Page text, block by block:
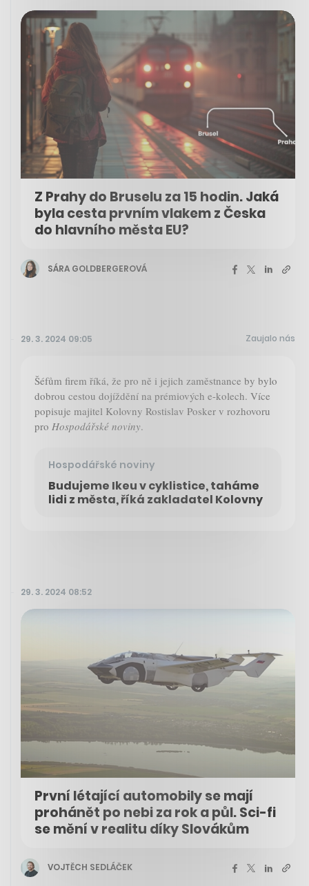
Z Prahy do Bruselu za 15 hodin. Jaká
byla cesta prvním vlakem z Česka
do hlavního města EU?
SÁRA GOLDBERGEROVÁ
29. 3. 2024 09:05 Zaujalo nás
Šéfům firem říká, že pro ně i jejich zaměstnance by bylo
dobrou cestou dojíždění na prémiových e-kolech. Více
popisuje majitel Kolovny Rostislav Posker v rozhovoru
pro Hospodářské noviny.
Hospodářské noviny
Budujeme Ikeu v cyklistice, taháme
lidi z města, říká zakladatel Kolovny
29. 3. 2024 08:52
První létající automobily se mají
prohánět po nebi za rok a půl. Sci-fi
se mění v realitu díky Slovákům
VOJTĚCH SEDLÁČEK